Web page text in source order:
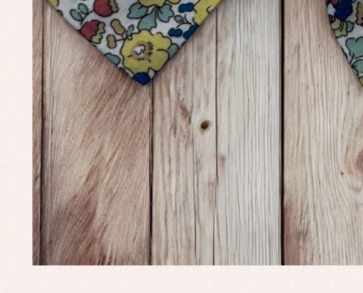
Complementos
Conjuntos
Faldones de bebé
Peleles y ranitas
Ropa interior, bodys,
pijamas...